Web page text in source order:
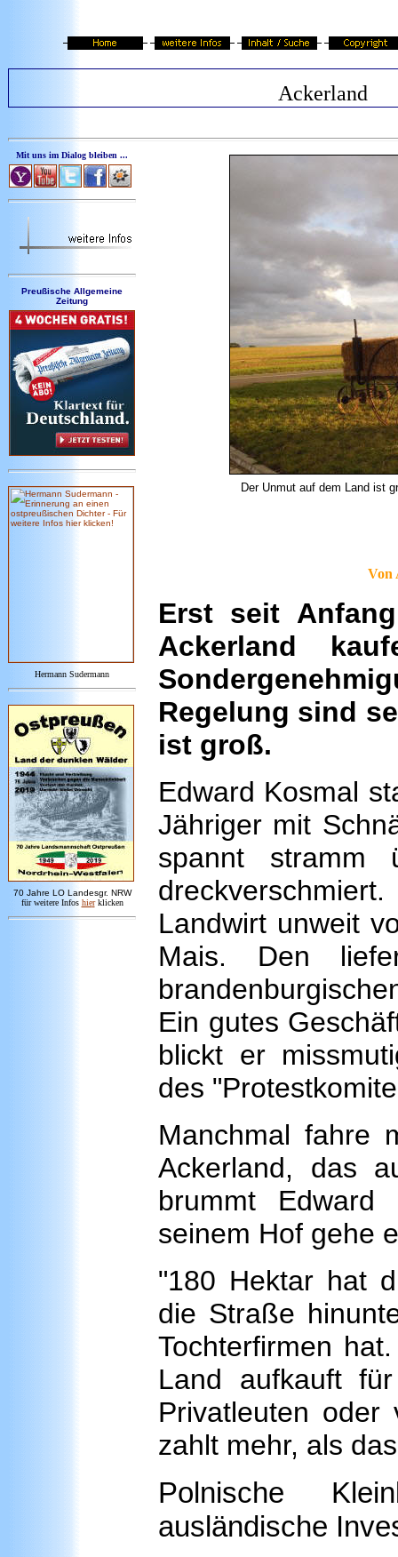
Ackerland
Mit uns im Dialog bleiben ...
Preußische Allgemeine
Zeitung
Hermann Sudermann
70 Jahre LO Landesgr. NRW
für weitere Infos hier klicken
Der Unmut auf dem Land ist
Von
Erst seit
Ackerland
Regelung sind
ist groß.
Edward Kosmal
Jähriger mit
spannt
Landwirt unweit
Mais. Den
Ein gutes
blickt er
des
Manchmal fahre
Ackerland, das
brummt
seinem Hof gehe
"180 Hektar hat
die Straße
Tochterfirmen
Land aufkauft
Privatleuten
zahlt mehr, als
Polnische
ausländische